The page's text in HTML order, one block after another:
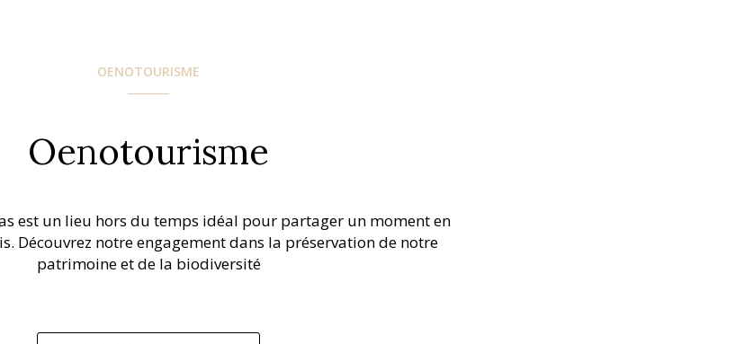
OENOTOURISME
Oenotourisme
est un lieu hors du temps idéal pour partager un moment en
Découvrez notre engagement dans la préservation de notre
patrimoine et de la biodiversité